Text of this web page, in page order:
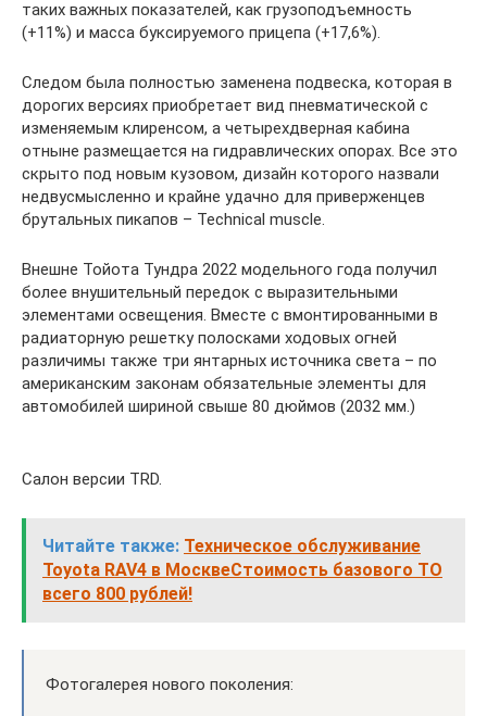
таких важных показателей, как грузоподъемность
(+11%) и масса буксируемого прицепа (+17,6%).
Следом была полностью заменена подвеска, которая в
дорогих версиях приобретает вид пневматической с
изменяемым клиренсом, а четырехдверная кабина
отныне размещается на гидравлических опорах. Все это
скрыто под новым кузовом, дизайн которого назвали
недвусмысленно и крайне удачно для приверженцев
брутальных пикапов – Technical muscle.
Внешне Тойота Тундра 2022 модельного года получил
более внушительный передок с выразительными
элементами освещения. Вместе с вмонтированными в
радиаторную решетку полосками ходовых огней
различимы также три янтарных источника света – по
американским законам обязательные элементы для
автомобилей шириной свыше 80 дюймов (2032 мм.)
Салон версии TRD.
Читайте также: Техническое обслуживание
Toyota RAV4 в МосквеСтоимость базового ТО
всего 800 рублей!
Фотогалерея нового поколения: